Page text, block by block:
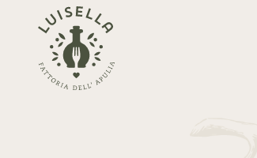
Zurück
zur
Startseite